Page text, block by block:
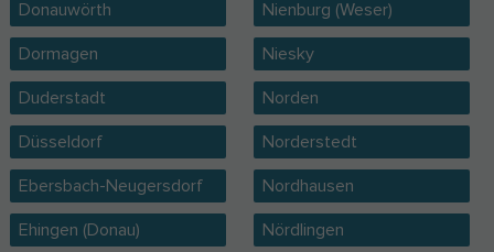
Donauwörth
Dormagen
Duderstadt
Düsseldorf
Ebersbach-Neugersdorf
Ehingen (Donau)
Nienburg (Weser)
Niesky
Norden
Norderstedt
Nordhausen
Nördlingen